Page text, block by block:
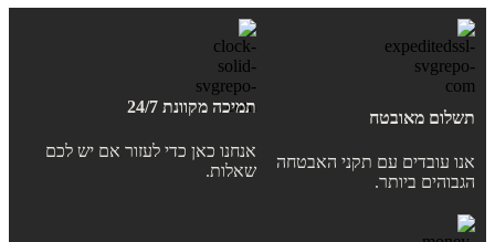
תשלום מאובטח
אנו עובדים עם תקני האבטחה
הגבוהים ביותר.
תמיכה מקוונת 24/7
אנחנו כאן כדי לעזור אם יש לכם
שאלות.